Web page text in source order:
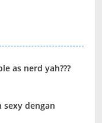
as nerd yah???
sexy dengan